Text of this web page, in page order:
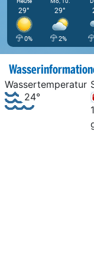
29°
0%
29°
2%
Wassertemperatur
24°